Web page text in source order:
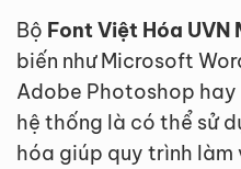
Bộ Font Việt Hóa UVN
biến như Microsoft
Adobe Photoshop
hệ thống là có thể sử
hóa giúp quy trình làm